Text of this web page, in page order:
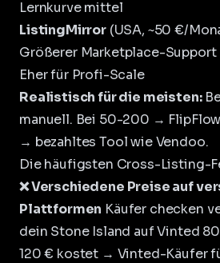
Lernkurve mittel
ListingMirror(USA, ~50 €/
Größerer Marketplace-Support
Eher für Profi-Scale
Realistisch für die meisten:
manuell. Bei 50-200 →
→ bezahltes Tool wie Vendoo.
Die häufigsten Cross-Listing-
❌ Verschiedene Preise auf
Plattformen Käufer checken
dein Stone Island auf Vinted
120 € kostet → Vinted-Käufer